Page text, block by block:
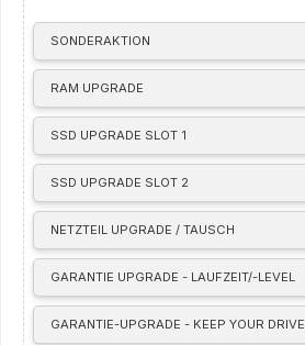
SONDERAKTION
RAM UPGRADE
SSD UPGRADE SLOT 1
SSD UPGRADE SLOT 2
NETZTEIL UPGRADE / TAUSCH
GARANTIE UPGRADE - LAUFZEIT/-LEVEL
GARANTIE-UPGRADE - KEEP YOUR DRIVE